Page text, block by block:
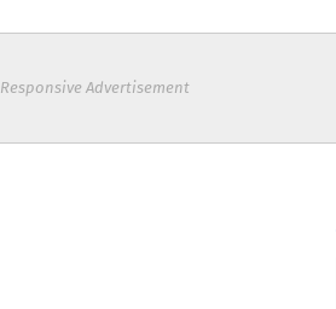
Responsive Advertisement